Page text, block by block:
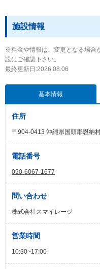
施設情報
※料金や情報は、変更となる場合
設にご確認下さい。
最終更新日:2026.08.06
基本情報
住所
〒904-0413 沖縄県国頭郡恩納
電話番号
090-6067-1677
問い合わせ
株式会社スマイレージ
営業時間
10:30~17:00